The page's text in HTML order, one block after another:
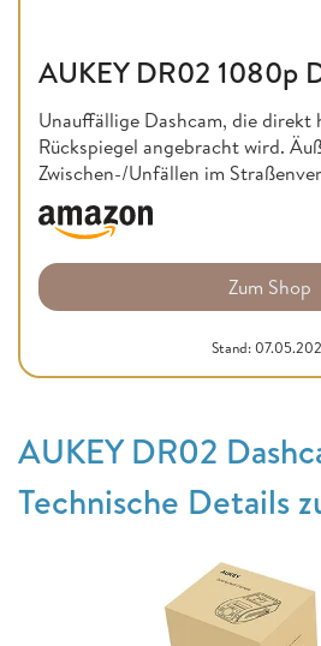
AUKEY DR02 1080p
Unauffällige Dashcam, die direkt
Rückspiegel angebracht wird.
Zwischen-/Unfällen im
Zum Shop
Stand:
AUKEY DR02
Technische Details